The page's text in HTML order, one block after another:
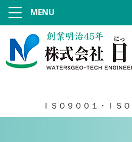
ＩＳＯ９００１・ＩＳ
MENU